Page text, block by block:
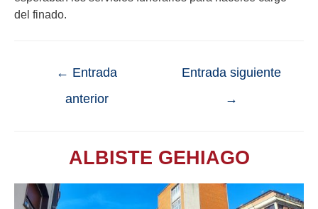
del finado.
← Entrada
anterior
Entrada siguiente
→
ALBISTE GEHIAGO